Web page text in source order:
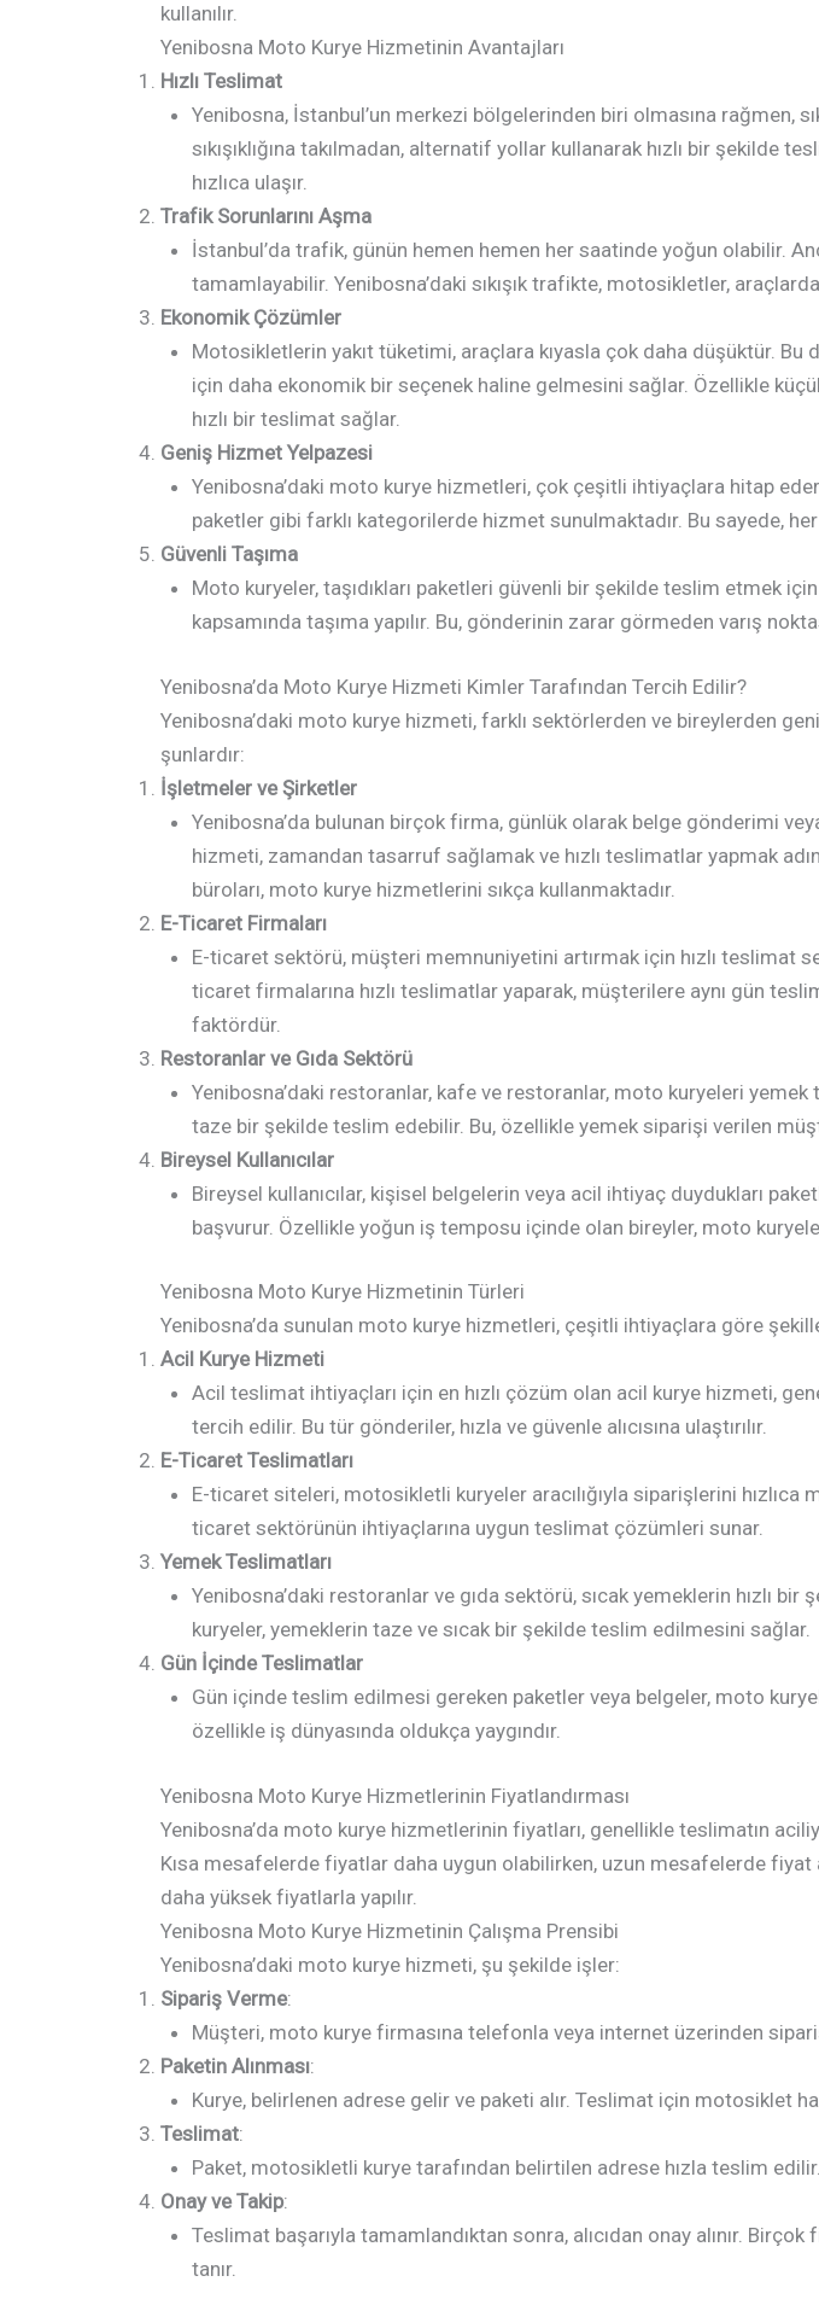
kullanılır.
Yenibosna Moto Kurye Hizmetinin Avantajları
Hızlı Teslimat
Yenibosna, İstanbul’un merkezi bölgelerinden biri olmasına rağmen,
sıkışıklığına takılmadan, alternatif yollar kullanarak hızlı bir şekilde
hızlıca ulaşır.
Trafik Sorunlarını Aşma
İstanbul’da trafik, günün hemen hemen her saatinde yoğun olabilir.
tamamlayabilir. Yenibosna’daki sıkışık trafikte, motosikletler,
Ekonomik Çözümler
Motosikletlerin yakıt tüketimi, araçlara kıyasla çok daha düşüktür.
için daha ekonomik bir seçenek haline gelmesini sağlar. Özellikle
hızlı bir teslimat sağlar.
Geniş Hizmet Yelpazesi
Yenibosna’daki moto kurye hizmetleri, çok çeşitli ihtiyaçlara hitap
paketler gibi farklı kategorilerde hizmet sunulmaktadır. Bu sayede,
Güvenli Taşıma
Moto kuryeler, taşıdıkları paketleri güvenli bir şekilde teslim etmek
kapsamında taşıma yapılır. Bu, gönderinin zarar görmeden varış
Yenibosna’da Moto Kurye Hizmeti Kimler Tarafından Tercih Edilir?
Yenibosna’daki moto kurye hizmeti, farklı sektörlerden ve bireylerden
şunlardır:
İşletmeler ve Şirketler
Yenibosna’da bulunan birçok firma, günlük olarak belge gönderimi
hizmeti, zamandan tasarruf sağlamak ve hızlı teslimatlar yapmak
büroları, moto kurye hizmetlerini sıkça kullanmaktadır.
E-Ticaret Firmaları
E-ticaret sektörü, müşteri memnuniyetini artırmak için hızlı teslimat
ticaret firmalarına hızlı teslimatlar yaparak, müşterilere aynı gün
faktördür.
Restoranlar ve Gıda Sektörü
Yenibosna’daki restoranlar, kafe ve restoranlar, moto kuryeleri yemek
taze bir şekilde teslim edebilir. Bu, özellikle yemek siparişi verilen
Bireysel Kullanıcılar
Bireysel kullanıcılar, kişisel belgelerin veya acil ihtiyaç duydukları
başvurur. Özellikle yoğun iş temposu içinde olan bireyler, moto
Yenibosna Moto Kurye Hizmetinin Türleri
Yenibosna’da sunulan moto kurye hizmetleri, çeşitli ihtiyaçlara göre
Acil Kurye Hizmeti
Acil teslimat ihtiyaçları için en hızlı çözüm olan acil kurye hizmeti,
tercih edilir. Bu tür gönderiler, hızla ve güvenle alıcısına ulaştırılır.
E-Ticaret Teslimatları
E-ticaret siteleri, motosikletli kuryeler aracılığıyla siparişlerini
ticaret sektörünün ihtiyaçlarına uygun teslimat çözümleri sunar.
Yemek Teslimatları
Yenibosna’daki restoranlar ve gıda sektörü, sıcak yemeklerin hızlı
kuryeler, yemeklerin taze ve sıcak bir şekilde teslim edilmesini sağlar.
Gün İçinde Teslimatlar
Gün içinde teslim edilmesi gereken paketler veya belgeler, moto
özellikle iş dünyasında oldukça yaygındır.
Yenibosna Moto Kurye Hizmetlerinin Fiyatlandırması
Yenibosna’da moto kurye hizmetlerinin fiyatları, genellikle teslimatın
Kısa mesafelerde fiyatlar daha uygun olabilirken, uzun mesafelerde
daha yüksek fiyatlarla yapılır.
Yenibosna Moto Kurye Hizmetinin Çalışma Prensibi
Yenibosna’daki moto kurye hizmeti, şu şekilde işler:
Sipariş Verme:
Müşteri, moto kurye firmasına telefonla veya internet üzerinden
Paketin Alınması:
Kurye, belirlenen adrese gelir ve paketi alır. Teslimat için motosiklet
Teslimat:
Paket, motosikletli kurye tarafından belirtilen adrese hızla teslim edilir.
Onay ve Takip:
Teslimat başarıyla tamamlandıktan sonra, alıcıdan onay alınır.
tanır.